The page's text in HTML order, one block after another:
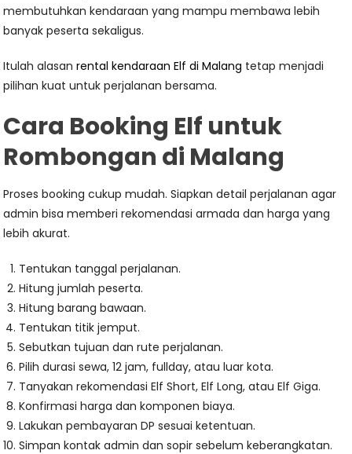
membutuhkan kendaraan yang mampu membawa lebih
banyak peserta sekaligus.
Itulah alasanrental kendaraan Elf di Malang tetap menjadi
pilihan kuat untuk perjalanan bersama.
Cara Booking Elf untuk
Rombongan di Malang
Proses booking cukup mudah. Siapkan detail perjalanan agar
admin bisa memberi rekomendasi armada dan harga yang
lebih akurat.
Tentukan tanggal perjalanan.
Hitung jumlah peserta.
Hitung barang bawaan.
Tentukan titik jemput.
Sebutkan tujuan dan rute perjalanan.
Pilih durasi sewa, 12 jam, fullday, atau luar kota.
Tanyakan rekomendasi Elf Short, Elf Long, atau Elf Giga.
Konfirmasi harga dan komponen biaya.
Lakukan pembayaran DP sesuai ketentuan.
Simpan kontak admin dan sopir sebelum keberangkatan.